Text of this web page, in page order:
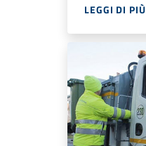
LEGGI DI PIÙ